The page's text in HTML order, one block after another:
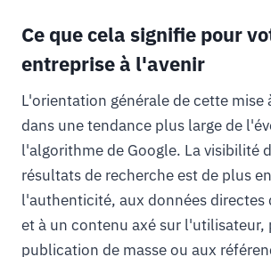
Ce que cela signifie pour
entreprise à l'avenir
L'orientation générale de cette mise
dans une tendance plus large de
l'algorithme de Google. La visibilité
résultats de recherche est de plus
l'authenticité, aux données directes
et à un contenu axé sur
publication de masse ou aux